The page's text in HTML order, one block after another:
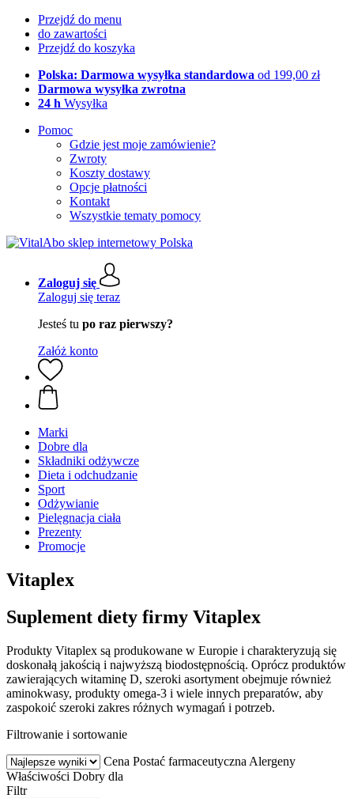
Przejdź do menu
do zawartości
Przejdź do koszyka
Polska: Darmowa wysyłka standardowa od 199,00 zł
Darmowa wysyłka zwrotna
24 h Wysyłka
Pomoc
Gdzie jest moje zamówienie?
Zwroty
Koszty dostawy
Opcje płatności
Kontakt
Wszystkie tematy pomocy
Zaloguj się
Zaloguj się teraz
Jesteś tu po raz pierwszy?
Załóż konto
Marki
Dobre dla
Składniki odżywcze
Dieta i odchudzanie
Sport
Odżywianie
Pielęgnacja ciała
Prezenty
Promocje
Vitaplex
Suplement diety firmy Vitaplex
Produkty Vitaplex są produkowane w Europie i charakteryzują się
doskonałą jakością i najwyższą biodostępnością. Oprócz produktów
zawierających witaminę D, szeroki asortyment obejmuje również
aminokwasy, produkty omega-3 i wiele innych preparatów, aby
zaspokoić szeroki zakres różnych wymagań i potrzeb.
Filtrowanie i sortowanie
Cena Postać farmaceutyczna Alergeny
Właściwości Dobry dla
Filtr